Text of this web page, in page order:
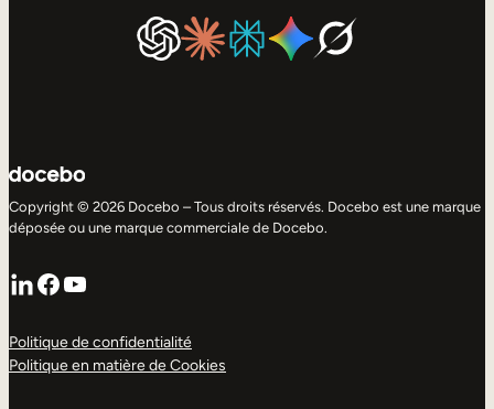
Copyright © 2026 Docebo – Tous droits réservés. Docebo est une marque
déposée ou une marque commerciale de Docebo.
LinkedIn
Facebook
YouTube
Politique de confidentialité
Politique en matière de Cookies